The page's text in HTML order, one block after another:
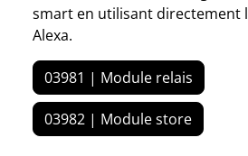
smart en utilisant directement
Alexa.
03981 | Module relais
03982 | Module store